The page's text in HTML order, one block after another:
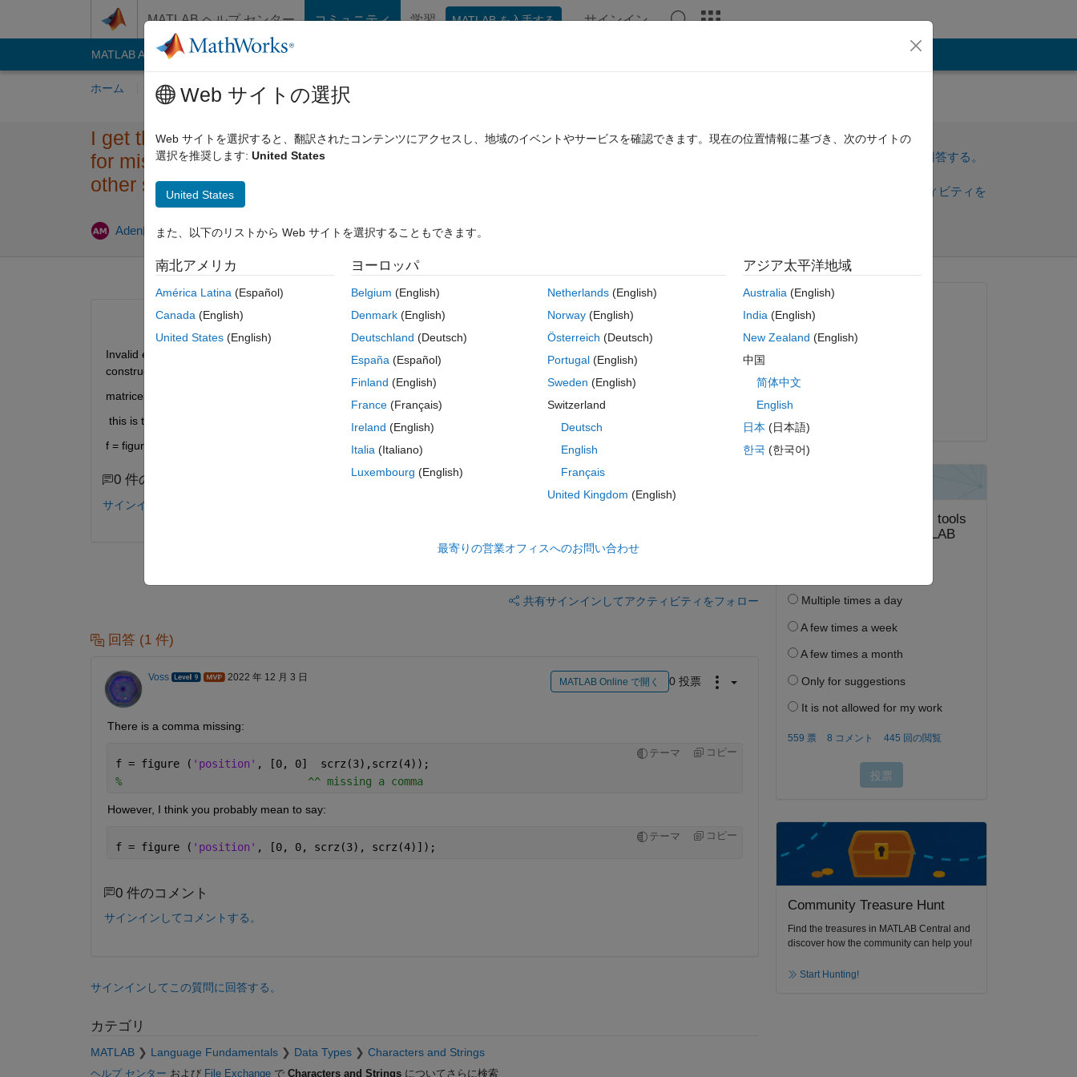
MATLAB ヘルプ センター コミュニティ 学習 MATLAB を入手する サインイン
MATLAB Answers File Exchange
ホーム 質問する 回答 閲覧 MATLAB に関する FAQ
I get this error, ive already checked parenthesis.Invalid expression. Check
for missing multiplication operator, missing or unbalanced delimiters, or
other syntax error.
Aden 2022 12 月 3 1 回答 2022 12 月 3 に更新 29 ビュー (30 日間)
サインインしてこの質問に回答する。
サインインしてアクティビティを
Invalid expression. Check for missing multiplication operator, missing or unbalanced delimiters, or other syntax error. To
construct
matrices, use brackets instead of parentheses.
this is the line with problems
f = figure ('position', [0, 0]  scrz(3),scrz(4));
0 件のコメント
サインインしてコメントする。
共有サインインしてアクティビティをフォロー
回答 (1 件)
Voss 2022 年 12 月 3 日 MATLAB Online で開く 0 投票
There is a comma missing:
テーマ コピー
f = figure ( 'position' , [0, 0]  scrz(3),scrz(4));
%                             ^^ missing a comma
However, I think you probably mean to say:
テーマ コピー
f = figure ( 'position' , [0, 0, scrz(3), scrz(4)]);
0 件のコメント
サインインしてコメントする。
サインインしてこの質問に回答する。
カテゴリ
MATLAB Language Fundamentals Data Types Characters and Strings
ヘルプ センター および File Exchangeで Characters and Stringsについてさらに検索
2022 年 12 月 3 日
回答済み:
Community Treasure Hunt
Find the treasures in MATLAB Central and
discover how the community can help you!
Start Hunting!
Web サイトの選択
Web サイトを選択すると、翻訳されたコンテンツにアクセスし、地域のイベントやサービスを確認できます。現在の位置情報に基づき、次のサイトの
選択を推奨します: United States
United States
また、以下のリストから Web サイトを選択することもできます。
南北アメリカ
América Latina (Español)
Canada (English)
United States (English)
ヨーロッパ
Belgium (English)
Denmark (English)
Deutschland (Deutsch)
España (Español)
Finland (English)
France (Français)
Ireland (English)
Italia (Italiano)
Luxembourg (English)
Netherlands(English)
Norway(English)
Österreich (Deutsch)
Portugal(English)
Sweden (English)
Switzerland
Deutsch
English
Français
United Kingdom (English)
アジア太平洋地域
Australia(English)
India(English)
New Zealand (English)
中国
简体中文
English
日本 (日本語)
한국 (한국어)
最寄りの営業オフィスへのお問い合わせ